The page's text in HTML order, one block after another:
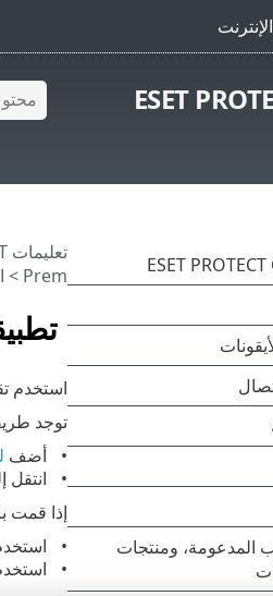
ESET
تعليمات ESET عبر الإنترنت
Prem
>
استخدم
توجد
أضف
انتقل
إذا قمت